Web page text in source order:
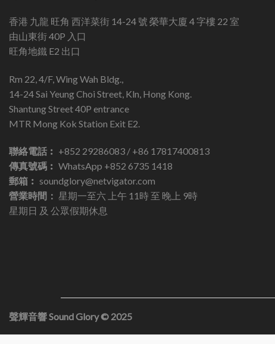
香港 九龍 旺角 西洋菜街 14-24 號 榮華大廈 4 字樓 22 室
由山東街 40P 入口
旺角地鐵 E2 出口
Rm 22, 4/F, Wing Wah Bldg.,
14-24 Sai Yeung Choi Street, Kln, Hong Kong.
Shantung Street 40P entrance
MTR Mong Kok Station Exit E2.
聯絡電話︰ +852 29286083 / +86 17817400813
傳真號碼︰ WhatsApp +852 6735 1418
郵箱︰ soundglory@netvigator.com
營業時間： 星期一至六 上午 11時 至 晚上 9時
星期日 及 公眾假期休息
聲輝音響 Sound Glory © 2025